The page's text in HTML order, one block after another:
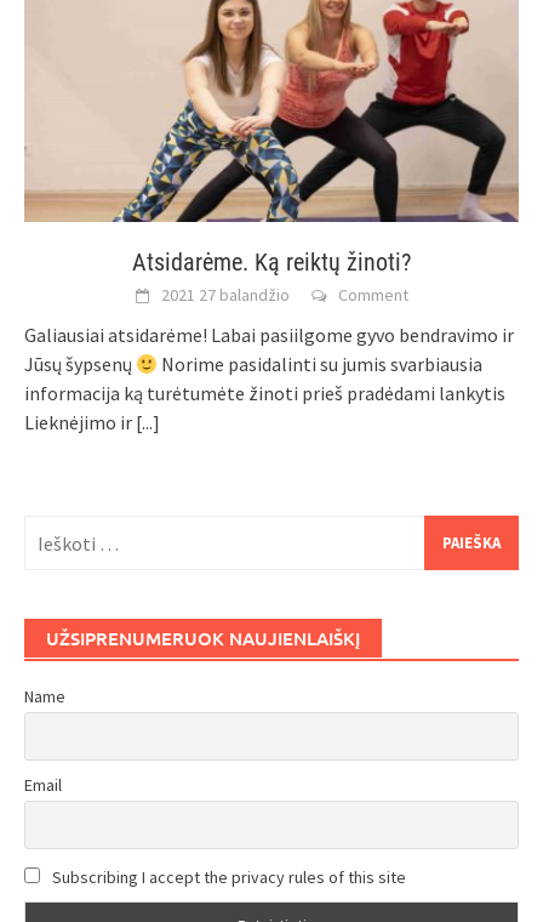
Atsidarėme. Ką reiktų žinoti?
2021 27 balandžio Comment
Galiausiai atsidarėme! Labai pasiilgome gyvo bendravimo ir
Jūsų šypsenų
Norime pasidalinti su jumis svarbiausia
informacija ką turėtumėte žinoti prieš pradėdami lankytis
Lieknėjimo ir [...]
UŽSIPRENUMERUOK NAUJIENLAIŠKĮ
Name
Email
Subscribing I accept the privacy rules of this site